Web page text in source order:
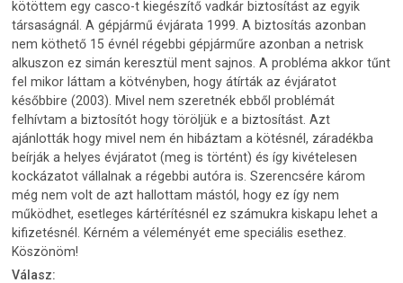
kötöttem egy casco-t kiegészítő vadkár biztosítást az egyik
társaságnál. A gépjármű évjárata 1999. A biztosítás azonban
nem köthető 15 évnél régebbi gépjárműre azonban a netrisk
alkuszon ez simán keresztül ment sajnos. A probléma akkor tűnt
fel mikor láttam a kötvényben, hogy átírták az évjáratot
későbbire (2003). Mivel nem szeretnék ebből problémát
felhívtam a biztosítót hogy töröljük e a biztosítást. Azt
ajánlották hogy mivel nem én hibáztam a kötésnél, záradékba
beírják a helyes évjáratot (meg is történt) és így kivételesen
kockázatot vállalnak a régebbi autóra is. Szerencsére károm
még nem volt de azt hallottam mástól, hogy ez így nem
működhet, esetleges kártérítésnél ez számukra kiskapu lehet a
kifizetésnél. Kérném a véleményét eme speciális esethez.
Köszönöm!
Válasz: